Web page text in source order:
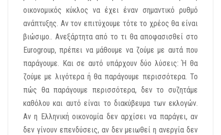
οικονομικός κύκλος να έχει έναν σημαντικό ρυθμό
ανάπτυξης. Αν τον επιτύχουμε τότε το χρέος θα είναι
βιώσιμο.. Ανεξάρτητα από το τι θα αποφασισθεί στο
Eurogroup, πρέπει να μάθουμε να ζούμε με αυτά που
παράγουμε. Και σε αυτό υπάρχουν δύο λύσεις: Ή θα
ζούμε με λιγότερα ή θα παράγουμε περισσότερα. Το
πώς θα παράγουμε περισσότερα, δεν το συζητάμε
καθόλου και αυτό είναι το διακύβευμα των εκλογών.
Αν η Ελληνική οικονομία δεν αρχίσει να παράγει, αν
δεν γίνουν επενδύσεις, αν δεν μειωθεί η ανεργία δεν